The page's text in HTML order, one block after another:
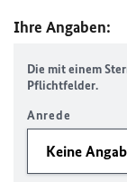
Ihre Angaben:
Die mit einem
Pflichtfelder.
Anrede